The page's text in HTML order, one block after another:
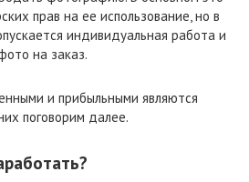
прав на ее использование, но в
индивидуальная работа и
на заказ.
и прибыльными являются
поговорим далее.